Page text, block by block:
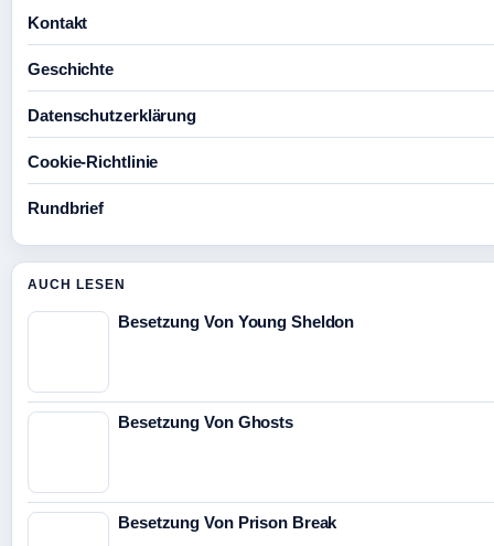
Kontakt
Geschichte
Datenschutzerklärung
Cookie-Richtlinie
Rundbrief
AUCH LESEN
Besetzung Von Young Sheldon
Besetzung Von Ghosts
Besetzung Von Prison Break